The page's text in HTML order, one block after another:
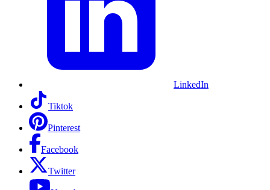
LinkedIn
Tiktok
Pinterest
Facebook
Twitter